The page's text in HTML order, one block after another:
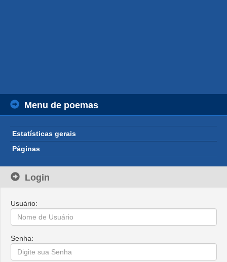
Menu de poemas
Estatísticas gerais
Páginas
Login
Usuário:
Senha: